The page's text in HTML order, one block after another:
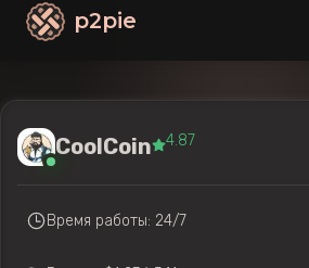
p2pie
CoolCoin 4.87
Время работы: 24/7